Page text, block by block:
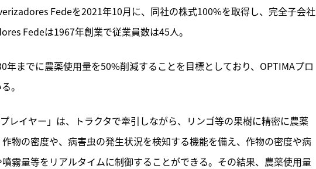
Fedeを2021年10月に、同社の株式100%を取得し、完全子会社
Fedeは1967年創業で従業員数は45人。
までに農薬使用量を50%削減することを目標としており、OPTIMAプロ
。
レイヤー」は、トラクタで牽引しながら、リンゴ等の果樹に精密に農薬
物の密度や、病害虫の発生状況を検知する機能を備え、作物の密度や病
霧量等をリアルタイムに制御することができる。その結果、農薬使用量